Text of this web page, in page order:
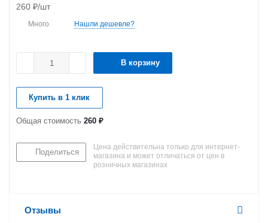
260 ₽/шт
Много Нашли дешевле?
В корзину
Купить в 1 клик
Общая стоимость 260 ₽
Поделиться
Цена действительна только для интернет-
магазина и может отличаться от цен в
розничных магазинах
Отзывы